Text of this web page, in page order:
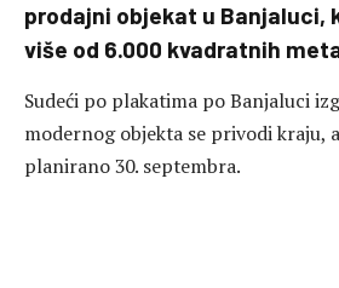
prodajni objekat u Banjaluci,
više od 6.000 kvadratnih
Sudeći po plakatima po Banjaluci
modernog objekta se privodi kraju,
planirano 30. septembra.